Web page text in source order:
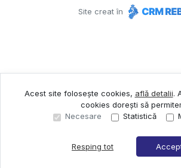
Site creat în
Acest site folosește cookies, află detalii.
cookies dorești să
Necesare
Statistică
Resping tot